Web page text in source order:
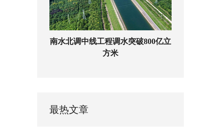
南水北调中线工程调水突破800亿立
方米
最热文章